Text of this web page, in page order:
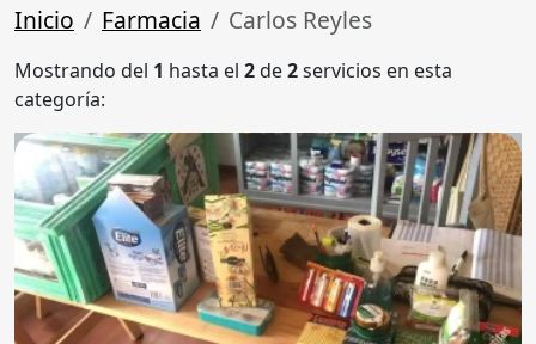
Inicio Farmacia Carlos Reyles
Mostrando del 1 hasta el 2de2servicios en esta
categoría: